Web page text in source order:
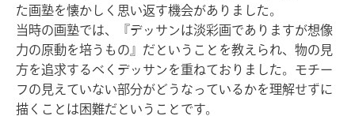
た画塾を懐かしく思い返す機会がありました。
当時の画塾では、『デッサンは淡彩画でありますが想像
力の原動を培うもの』だということを教えられ、物の見
方を追求するべくデッサンを重ねておりました。モチー
フの見えていない部分がどうなっているかを理解せずに
描くことは困難だということです。